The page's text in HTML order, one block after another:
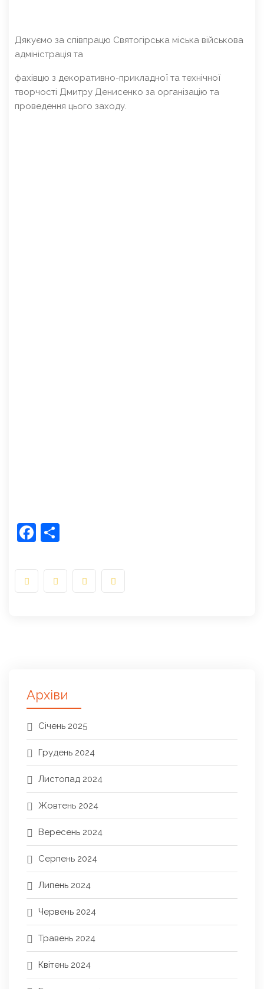
Дякуємо за співпрацю Святогірська міська військова
адміністрація та
фахівцю з декоративно-прикладної та технічної
творчості Дмитру Денисенко за організацію та
проведення цього заходу.
Facebook
Архіви
Січень 2025
Грудень 2024
Листопад 2024
Жовтень 2024
Вересень 2024
Серпень 2024
Липень 2024
Червень 2024
Травень 2024
Квітень 2024